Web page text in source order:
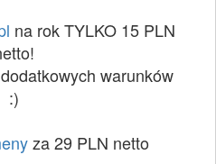
na rok TYLKO 15 PLN
warunków
:)
za 29 PLN netto